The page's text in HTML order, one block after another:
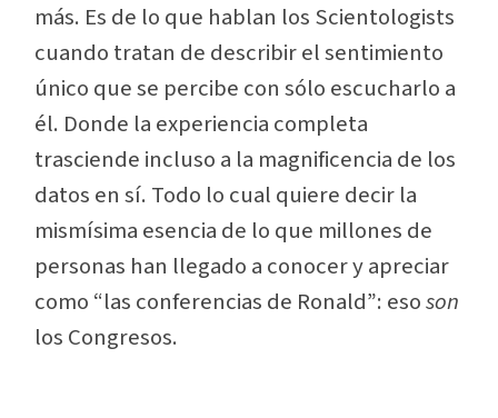
más. Es de lo que hablan los Scientologists
cuando tratan de describir el sentimiento
único que se percibe con sólo escucharlo a
él. Donde la experiencia completa
trasciende incluso a la magnificencia de los
datos en sí. Todo lo cual quiere decir la
mismísima esencia de lo que millones de
personas han llegado a conocer y apreciar
como “las conferencias de Ronald”: esoson
los Congresos.